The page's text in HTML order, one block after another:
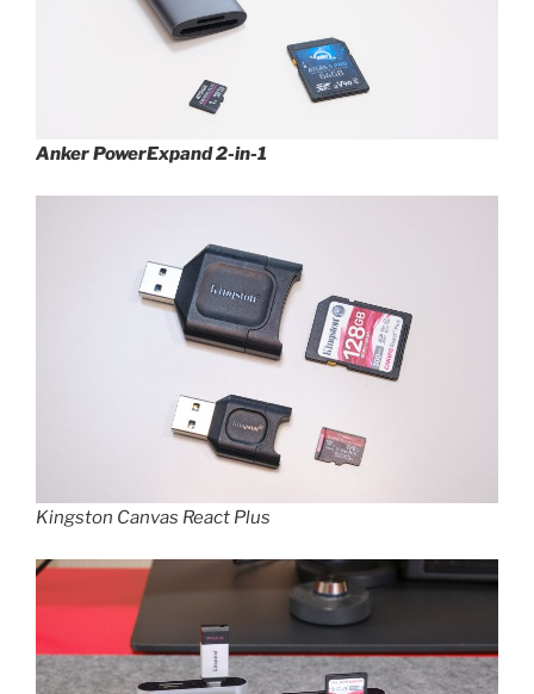
Anker PowerExpand 2-in-1
Kingston Canvas React Plus